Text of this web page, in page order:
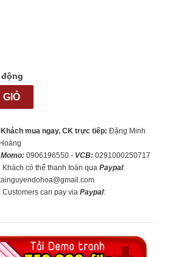
Khách mua ngay, CK trực tiếp:Đặng Minh
Hoàng
Momo: 0906196550 - VCB: 0291000250717
Khách có thể thanh toán quaPaypal:
Customers can pay viaPaypal: